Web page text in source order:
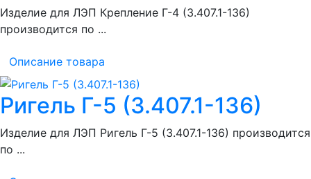
Изделие для ЛЭП Крепление Г-4 (3.407.1-136)
производится по ...
Описание товара
Ригель Г-5 (3.407.1-136)
Изделие для ЛЭП Ригель Г-5 (3.407.1-136) производится
по ...